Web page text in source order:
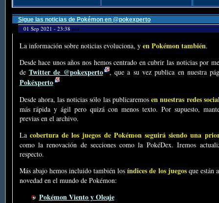
Sigue las noticias de Pokémon en @pokexperto
01 Sep 2021 - 23:38 por
La información sobre noticias evoluciona, y en Pokémon también.
Desde hace unos años nos hemos centrado en cubrir las noticias por
de Twitter de @pokexperto , que a su vez publica en nuestra
Pokéxperto
Desde ahora, las noticias sólo las publicaremosen nuestras redes
más rápida y ágil pero quizá con menos texto. Por supuesto,
previas en el archivo.
La cobertura de los juegos de Pokémon seguirá siendo una
como la renovación de secciones como la PokéDex. Iremos
respecto.
Más abajo hemos incluido también losíndices de los juegosque están
novedad en el mundo de Pokémon:
Pokémon Viento y Oleaje